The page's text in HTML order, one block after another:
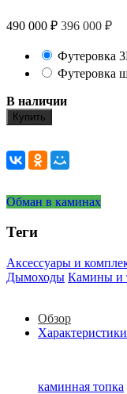
490 000 ₽ 396 000 ₽
Футеровка
Футеровка
В наличии
Купить
Обман в каминах
Теги
Аксессуары и
Дымоходы Камины и
Обзор
Характеристики
каминная топка